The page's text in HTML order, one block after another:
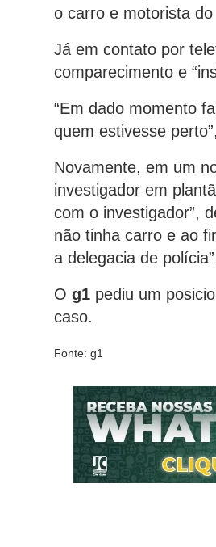
o carro e motorista
Já em contato por
comparecimento e
“Em dado momento
quem estivesse
Novamente, em um
investigador em
com o investigador”,
não tinha carro e ao
a delegacia de
O g1 pediu um
caso.
Fonte: g1